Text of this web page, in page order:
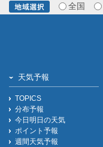
全国
天気予報
TOPICS
分布予報
今日明日の天気
ポイント予報
週間天気予報